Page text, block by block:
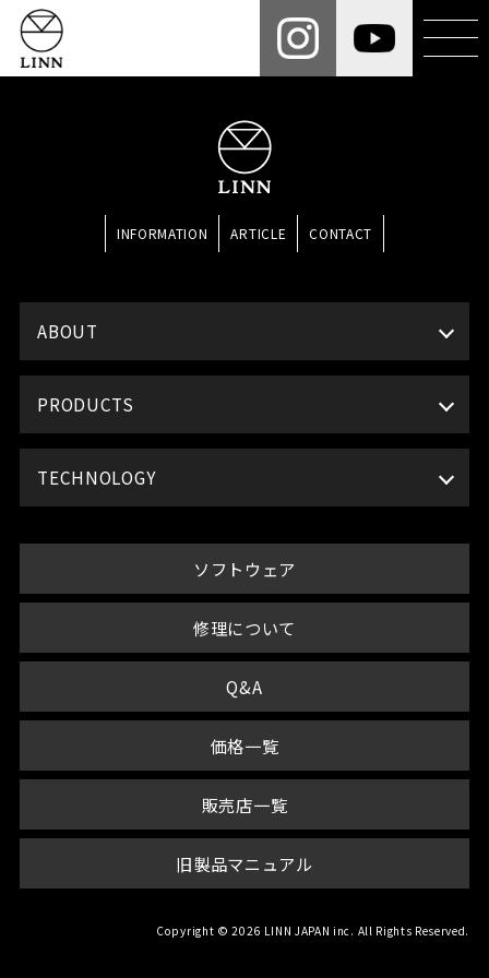
INFORMATION ARTICLE CONTACT
ABOUT
PRODUCTS
TECHNOLOGY
ソフトウェア
修理について
Q&A
価格一覧
販売店一覧
旧製品マニュアル
Copyright © 2026 LINN JAPAN inc. All Rights Reserved.